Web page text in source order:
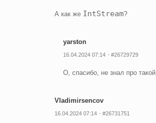
А как же IntStream?
yarston
16.04.2024 07:14 #26729729
О, спасибо, не знал про такой.
Vladimirsencov
16.04.2024 07:14 #26731751